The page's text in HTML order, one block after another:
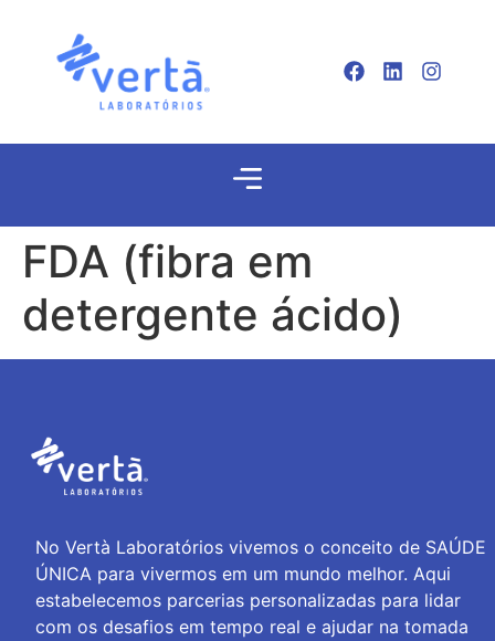
FDA (fibra em
detergente ácido)
No Vertà Laboratórios vivemos o conceito de SAÚDE
ÚNICA para vivermos em um mundo melhor. Aqui
estabelecemos parcerias personalizadas para lidar
com os desafios em tempo real e ajudar na tomada